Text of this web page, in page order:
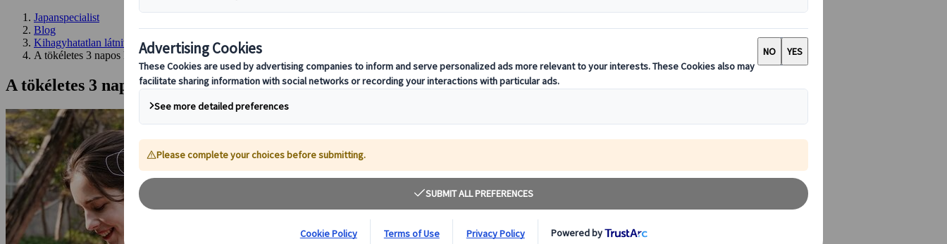
Japanspecialist
Blog
Kihagyhatatlan látnivalók
A tökéletes 3 napos kiotói útiterv: templomok, kertek és japán hagyományok
A tökéletes 3 napos kiotói útiterv: templomok, kertek és japán hagyományok